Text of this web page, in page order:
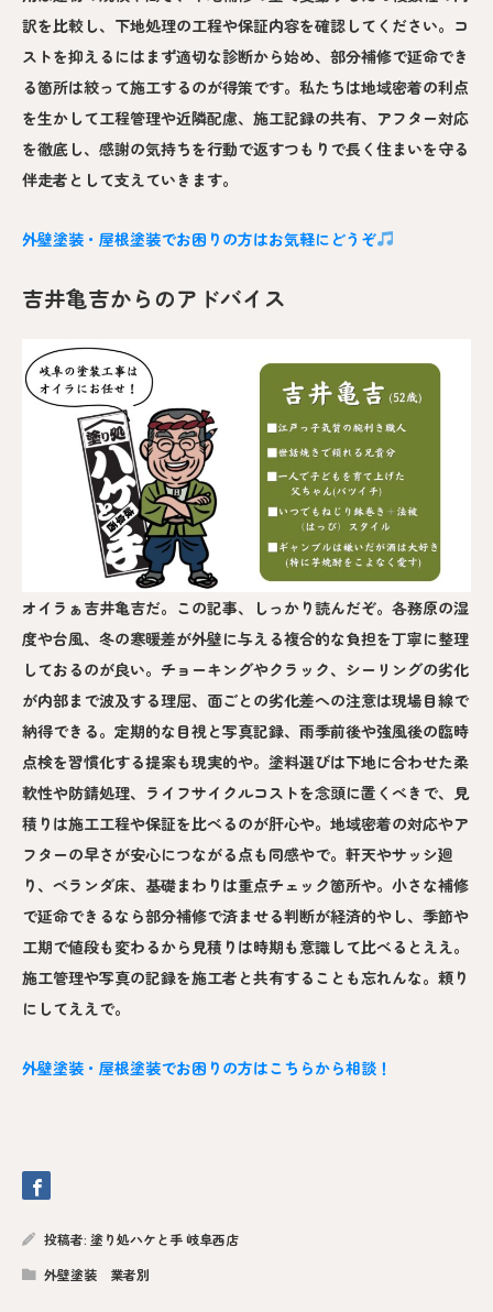
訳を比較し、下地処理の工程や保証内容を確認してください。コ
ストを抑えるにはまず適切な診断から始め、部分補修で延命でき
る箇所は絞って施工するのが得策です。私たちは地域密着の利点
を生かして工程管理や近隣配慮、施工記録の共有、アフター対応
を徹底し、感謝の気持ちを行動で返すつもりで長く住まいを守る
伴走者として支えていきます。
外壁塗装・屋根塗装でお困りの方はお気軽にどうぞ
吉井亀吉からのアドバイス
オイラぁ吉井亀吉だ。この記事、しっかり読んだぞ。各務原の湿
度や台風、冬の寒暖差が外壁に与える複合的な負担を丁寧に整理
しておるのが良い。チョーキングやクラック、シーリングの劣化
が内部まで波及する理屈、面ごとの劣化差への注意は現場目線で
納得できる。定期的な目視と写真記録、雨季前後や強風後の臨時
点検を習慣化する提案も現実的や。塗料選びは下地に合わせた柔
軟性や防錆処理、ライフサイクルコストを念頭に置くべきで、見
積りは施工工程や保証を比べるのが肝心や。地域密着の対応やア
フターの早さが安心につながる点も同感やで。軒天やサッシ廻
り、ベランダ床、基礎まわりは重点チェック箇所や。小さな補修
で延命できるなら部分補修で済ませる判断が経済的やし、季節や
工期で値段も変わるから見積りは時期も意識して比べるとええ。
施工管理や写真の記録を施工者と共有することも忘れんな。頼り
にしてええで。
外壁塗装・屋根塗装でお困りの方はこちらから相談！
投稿者: 塗り処ハケと手 岐阜西店
外壁塗装 業者別